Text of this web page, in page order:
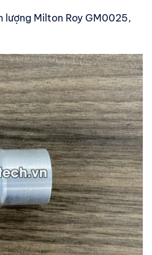
lượng Milton Roy GM0025,